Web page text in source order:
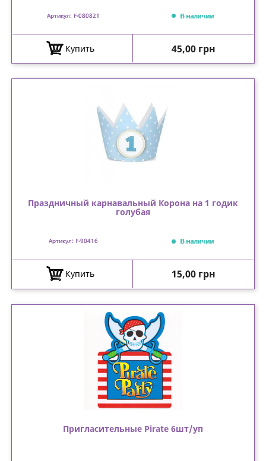
Артикул: F-080821 В наличии
Купить Цена
45,00 грн
Праздничный карнавальный Корона на 1 годик
голубая
Артикул: F-90416 В наличии
Купить Цена
15,00 грн
Пригласительные Pirate 6шт/уп